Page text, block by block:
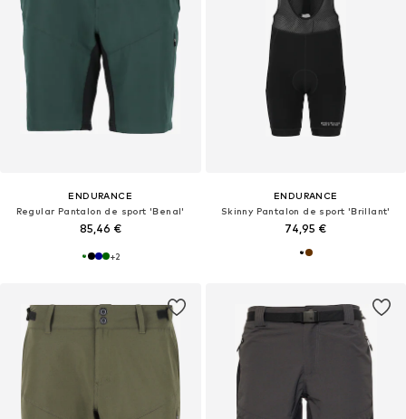
ENDURANCE
Regular Pantalon de sport 'Benal'
85,46 €
+2
ENDURANCE
Skinny Pantalon de sport 'Brillant'
74,95 €